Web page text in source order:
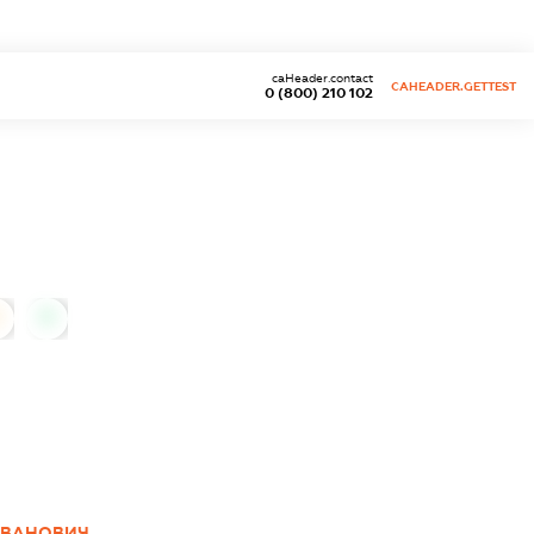
0 (800) 210 102
caHeader.contact
CAHEADER.GETTEST